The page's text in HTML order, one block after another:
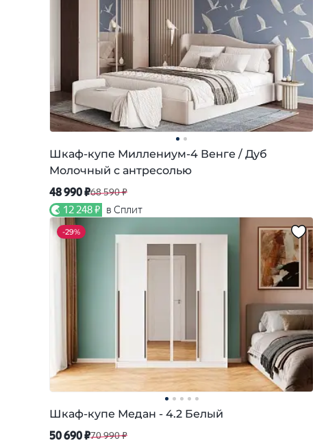
Шкаф-купе Миллениум-4 Венге / Дуб
Молочный с антресолью
48 990 ₽68 590 ₽
12 248 ₽ в Сплит
-29%
Шкаф-купе Медан - 4.2 Белый
50 690 ₽70 990 ₽